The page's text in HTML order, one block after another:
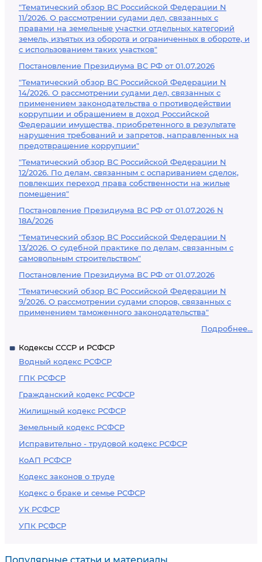
"Тематический обзор ВС Российской Федерации N
11/2026. О рассмотрении судами дел, связанных с
правами на земельные участки отдельных категорий
земель, изъятых из оборота и ограниченных в обороте, и
с использованием таких участков"
Постановление Президиума ВС РФ от 01.07.2026
"Тематический обзор ВС Российской Федерации N
14/2026. О рассмотрении судами дел, связанных с
применением законодательства о противодействии
коррупции и обращением в доход Российской
Федерации имущества, приобретенного в результате
нарушения требований и запретов, направленных на
предотвращение коррупции"
"Тематический обзор ВС Российской Федерации N
12/2026. По делам, связанным с оспариванием сделок,
повлекших переход права собственности на жилые
помещения"
Постановление Президиума ВС РФ от 01.07.2026 N
18А/2026
"Тематический обзор ВС Российской Федерации N
13/2026. О судебной практике по делам, связанным с
самовольным строительством"
Постановление Президиума ВС РФ от 01.07.2026
"Тематический обзор ВС Российской Федерации N
9/2026. О рассмотрении судами споров, связанных с
применением таможенного законодательства"
Подробнее...
Кодексы СССР и РСФСР
Водный кодекс РСФСР
ГПК РСФСР
Гражданский кодекс РСФСР
Жилищный кодекс РСФСР
Земельный кодекс РСФСР
Исправительно - трудовой кодекс РСФСР
КоАП РСФСР
Кодекс законов о труде
Кодекс о браке и семье РСФСР
УК РСФСР
УПК РСФСР